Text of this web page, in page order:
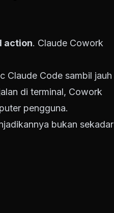
action. Claude Cowork
Claude Code sambil jauh
di terminal, Cowork
pengguna.
bukan sekadar